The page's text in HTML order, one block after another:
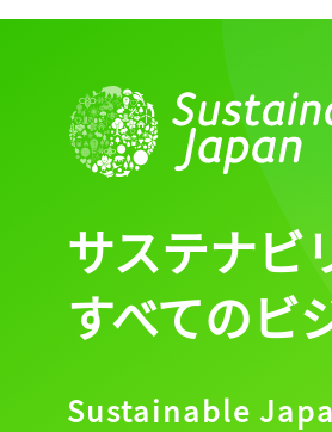
サステナビ
すべてのビ
Sustainable